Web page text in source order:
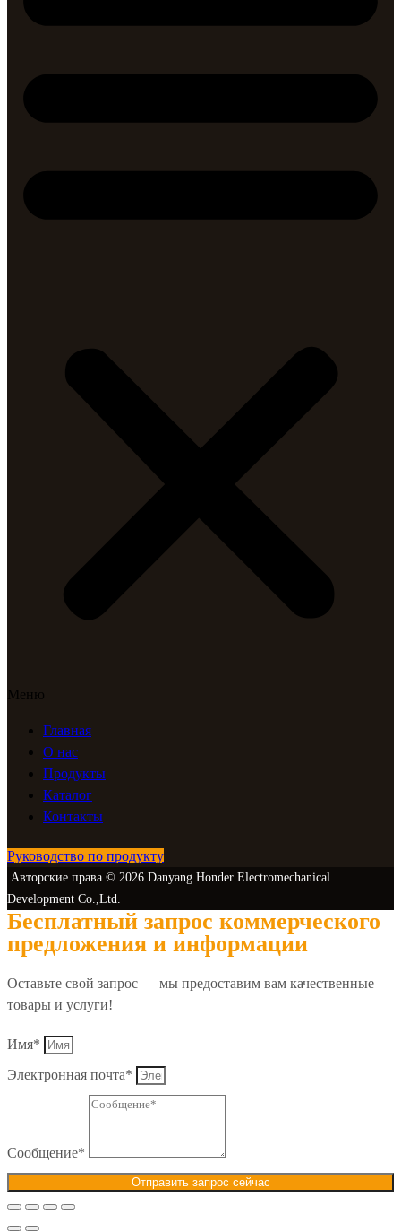
Меню
Главная
О нас
Продукты
Каталог
Контакты
Руководство по продукту
Авторские права © 2026 Danyang Honder Electromechanical
Development Co.,Ltd.
Бесплатный запрос коммерческого
предложения и информации
Оставьте свой запрос — мы предоставим вам качественные
товары и услуги!
Имя*
Электронная почта*
Сообщение*
Отправить запрос сейчас